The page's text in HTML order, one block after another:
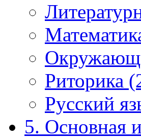
Риторика
Русский
5. Основная